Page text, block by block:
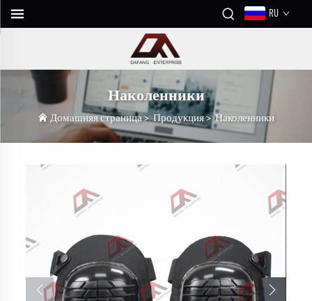
RU
Наколенники
Домашняя страница>Продукция>Наколенники